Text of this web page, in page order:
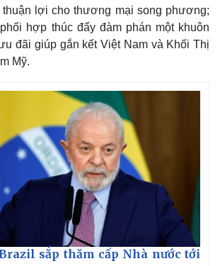
Quân sự - Quốc phòng
Vũ khí
Việt Nam
Phân tích
thuận lợi cho thương mại song phương;
hợp thúc đẩy đàm phán một khuôn
đãi giúp gắn kết Việt Nam và Khối Thị
Mỹ.
sắp thăm cấp Nhà nước tới